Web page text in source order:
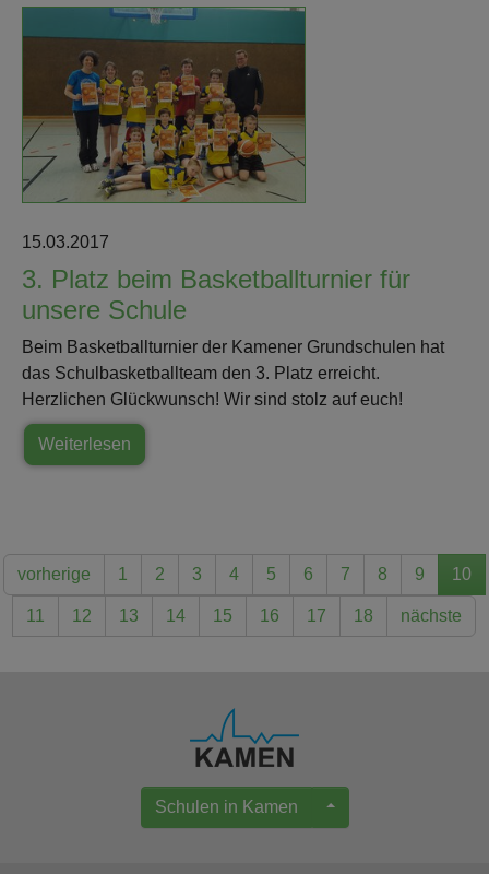
15.03.2017
3. Platz beim Basketballturnier für
unsere Schule
Beim Basketballturnier der Kamener Grundschulen hat
das Schulbasketballteam den 3. Platz erreicht.
Herzlichen Glückwunsch! Wir sind stolz auf euch!
Weiterlesen
vorherige 1 2 3 4 5 6 7 8 9 10
11 12 13 14 15 16 17 18 nächste
Schulen in Kamen